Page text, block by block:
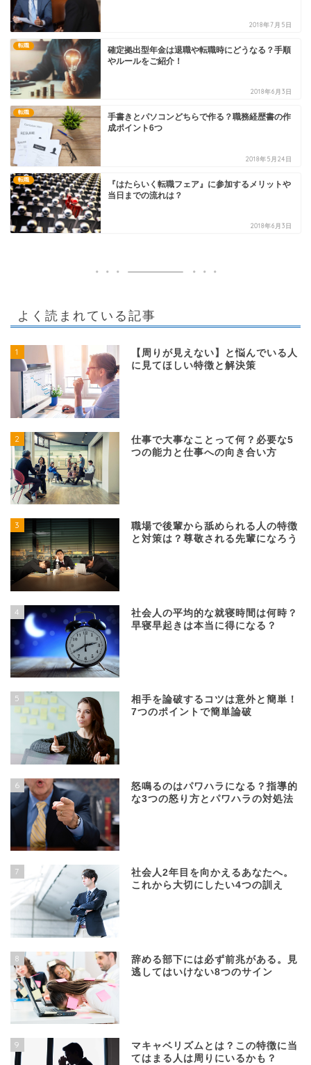
2018年7月5日
転職
確定拠出型年金は退職や転職時にどうなる？手順
やルールをご紹介！
2018年6月3日
転職
手書きとパソコンどちらで作る？職務経歴書の作
成ポイント6つ
2018年5月24日
転職
『はたらいく転職フェア』に参加するメリットや
当日までの流れは？
2018年6月3日
よく読まれている記事
1
【周りが見えない】と悩んでいる人
に見てほしい特徴と解決策
2
仕事で大事なことって何？必要な5
つの能力と仕事への向き合い方
3
職場で後輩から舐められる人の特徴
と対策は？尊敬される先輩になろう
4
社会人の平均的な就寝時間は何時？
早寝早起きは本当に得になる？
5
相手を論破するコツは意外と簡単！
7つのポイントで簡単論破
6
怒鳴るのはパワハラになる？指導的
な3つの怒り方とパワハラの対処法
7
社会人2年目を向かえるあなたへ。
これから大切にしたい4つの訓え
8
辞める部下には必ず前兆がある。見
逃してはいけない8つのサイン
9
マキャベリズムとは？この特徴に当
てはまる人は周りにいるかも？